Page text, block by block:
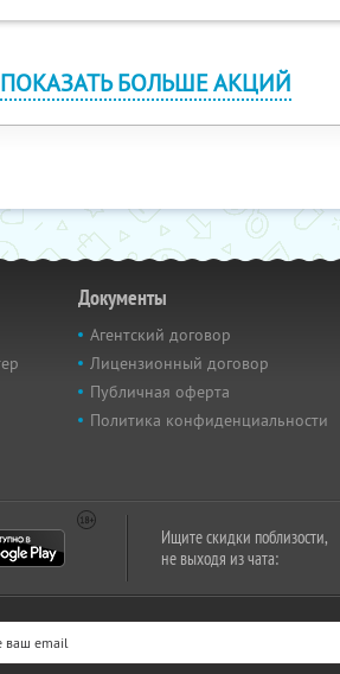
ПОКАЗАТЬ БОЛЬШЕ АКЦИЙ
Документы
Агентский договор
Лицензионный договор
Публичная оферта
Политика конфиденциальности
Ищите скидки поблизости,
не выходя из чата: